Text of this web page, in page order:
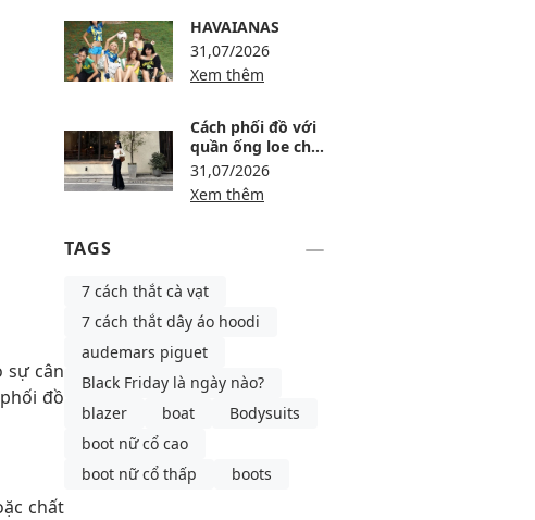
sự cân
đồ
chất
HAVAIANAS
31,07/2026
Xem thêm
Cách phối đồ với
quần ống loe cho
người lùn: 8 công
thức tôn dáng
31,07/2026
Xem thêm
TAGS
7 cách thắt cà vạt
7 cách thắt dây áo hoodi
audemars piguet
Black Friday là ngày nào?
blazer
boat
Bodysuits
boot nữ cổ cao
boot nữ cổ thấp
boots